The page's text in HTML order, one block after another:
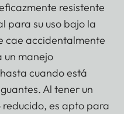
resistente
para su uso bajo la
cae accidentalmente
un manejo
cuando está
Al tener un
es apto para